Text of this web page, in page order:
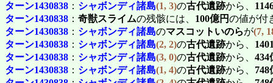
ターン1430838 ： シャボンディ諸島(1, 3)の古代遺跡から、
ターン1430838 ： 奇獣スライムの残骸には、 100億円の値が付
ターン1430838 ： シャボンディ諸島のマスコットいのらが(7,
ターン1430838 ： シャボンディ諸島(2, 2)の古代遺跡から、
ターン1430838 ： シャボンディ諸島(3, 0)の古代遺跡から、 434
ターン1430838 ： シャボンディ諸島(1, 4)の古代遺跡から、 748